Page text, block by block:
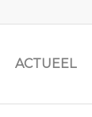
ACTUEEL